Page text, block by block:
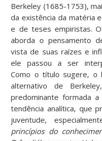
Berkeley (1685-1753),
da existência da matéria
e de teses empiristas.
aborda o pensamento
vista de suas raízes e
ele passou a ser
Como o título sugere, o
alternativo de
predominante formada
tendência analítica, que
juventude,
princípios do